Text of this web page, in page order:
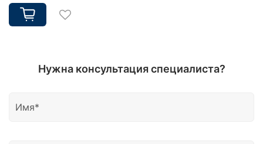
Нужна консультация специалиста?